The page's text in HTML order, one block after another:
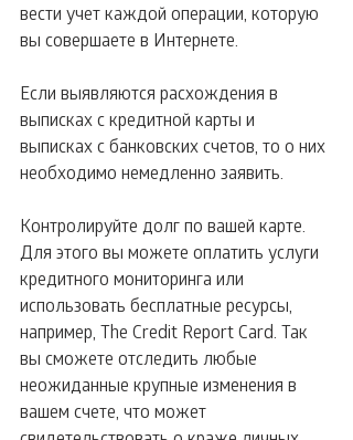
вести учет каждой операции, которую
вы совершаете в Интернете.
Если выявляются расхождения в
выписках с кредитной карты и
выписках с банковских счетов, то о них
необходимо немедленно заявить.
Контролируйте долг по вашей карте.
Для этого вы можете оплатить услуги
кредитного мониторинга или
использовать бесплатные ресурсы,
например, The Credit Report Card. Так
вы сможете отследить любые
неожиданные крупные изменения в
вашем счете, что может